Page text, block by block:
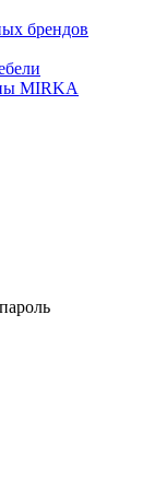
брендов
MIRKA